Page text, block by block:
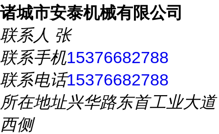
诸城市安泰机械有限公司
联系人 张
联系手机15376682788
联系电话15376682788
所在地址兴华路东首工业大道
西侧